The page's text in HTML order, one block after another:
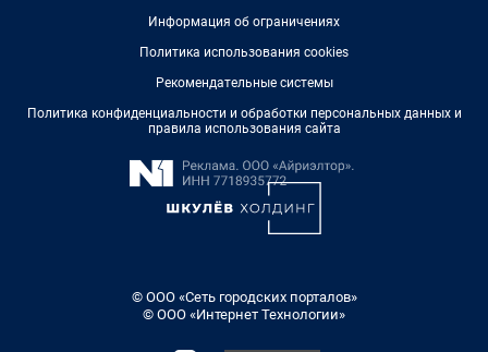
Информация об ограничениях
Политика использования cookies
Рекомендательные системы
Политика конфиденциальности и обработки персональных данных и
правила использования сайта
© ООО «Сеть городских порталов»
© ООО «Интернет Технологии»